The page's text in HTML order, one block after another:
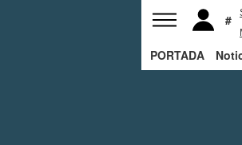
PORTADA